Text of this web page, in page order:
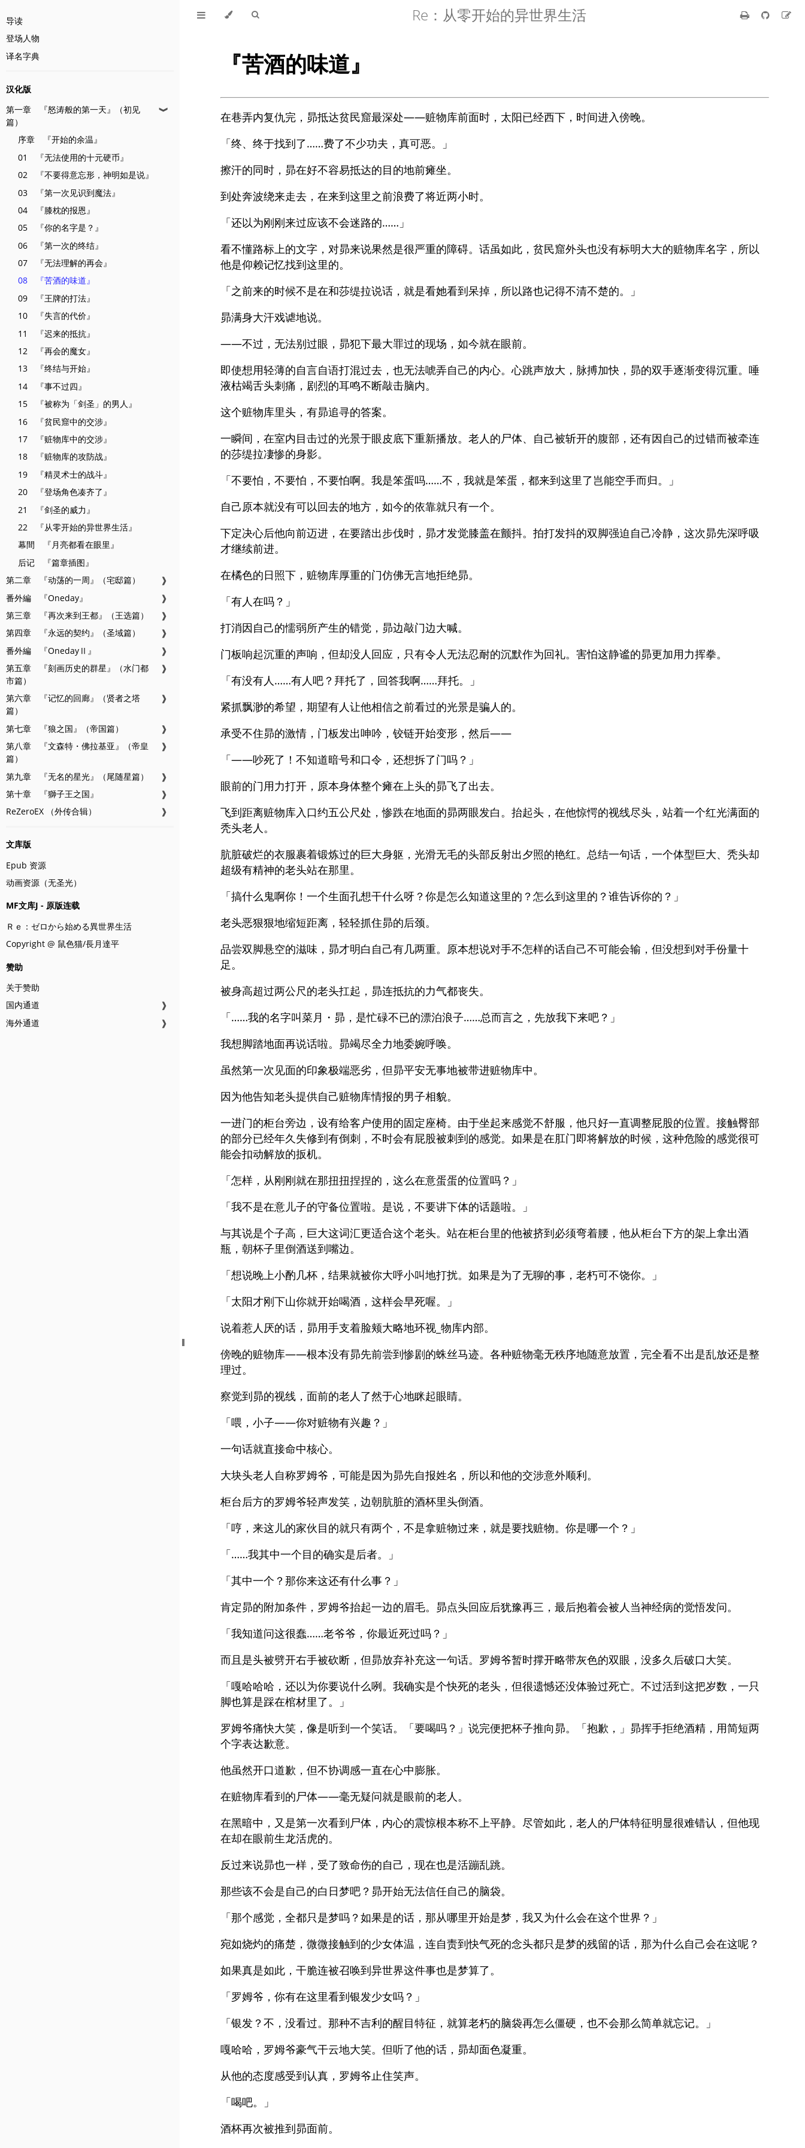
导读
登场人物
译名字典
汉化版
第一章 『怒涛般的第一天』（初见
篇）
❱
序章 『开始的余温』
01 『无法使用的十元硬币』
02 『不要得意忘形，神明如是说』
03 『第一次见识到魔法』
04 『膝枕的报恩』
05 『你的名字是？』
06 『第一次的终结』
07 『无法理解的再会』
08 『苦酒的味道』
09 『王牌的打法』
10 『失言的代价』
11 『迟来的抵抗』
12 『再会的魔女』
13 『终结与开始』
14 『事不过四』
15 『被称为「剑圣」的男人』
16 『贫民窟中的交涉』
17 『赃物库中的交涉』
18 『赃物库的攻防战』
19 『精灵术士的战斗』
20 『登场角色凑齐了』
21 『剑圣的威力』
22 『从零开始的异世界生活』
幕間 『月亮都看在眼里』
后记 『篇章插图』
第二章 『动荡的一周』（宅邸篇）
❱
番外編 『Oneday』
❱
第三章 『再次来到王都』（王选篇）
❱
第四章 『永远的契约』（圣域篇）
❱
番外編 『OnedayⅡ』
❱
第五章 『刻画历史的群星』（水门都
市篇）
❱
第六章 『记忆的回廊』（贤者之塔
篇）
❱
第七章 『狼之国』（帝国篇）
❱
第八章 『文森特・佛拉基亚』（帝皇
篇）
❱
第九章 『无名的星光』（尾随星篇）
❱
第十章 『獅子王之国』
❱
ReZeroEX （外传合辑）
❱
文库版
Epub 资源
动画资源（无圣光）
MF文库J - 原版连载
Ｒｅ：ゼロから始める異世界生活
Copyright @ 鼠色猫/長月達平
赞助
关于赞助
国内通道
❱
海外通道
❱
Re：从零开始的异世界生活
『苦酒的味道』
在巷弄内复仇完，昴抵达贫民窟最深处——赃物库前面时，太阳已经西下，时间进入傍晚。
「终、终于找到了……费了不少功夫，真可恶。」
擦汗的同时，昴在好不容易抵达的目的地前瘫坐。
到处奔波绕来走去，在来到这里之前浪费了将近两小时。
「还以为刚刚来过应该不会迷路的……」
看不懂路标上的文字，对昴来说果然是很严重的障碍。话虽如此，贫民窟外头也没有标明大大的赃物库名字，所以
他是仰赖记忆找到这里的。
「之前来的时候不是在和莎缇拉说话，就是看她看到呆掉，所以路也记得不清不楚的。」
昴满身大汗戏谑地说。
——不过，无法别过眼，昴犯下最大罪过的现场，如今就在眼前。
即使想用轻薄的自言自语打混过去，也无法唬弄自己的内心。心跳声放大，脉搏加快，昴的双手逐渐变得沉重。唾
液枯竭舌头刺痛，剧烈的耳鸣不断敲击脑内。
这个赃物库里头，有昴追寻的答案。
一瞬间，在室内目击过的光景于眼皮底下重新播放。老人的尸体、自己被斩开的腹部，还有因自己的过错而被牵连
的莎缇拉凄惨的身影。
「不要怕，不要怕，不要怕啊。我是笨蛋吗……不，我就是笨蛋，都来到这里了岂能空手而归。」
自己原本就没有可以回去的地方，如今的依靠就只有一个。
下定决心后他向前迈进，在要踏出步伐时，昴才发觉膝盖在颤抖。拍打发抖的双脚强迫自己冷静，这次昴先深呼吸
才继续前进。
在橘色的日照下，赃物库厚重的门仿佛无言地拒绝昴。
「有人在吗？」
打消因自己的懦弱所产生的错觉，昴边敲门边大喊。
门板响起沉重的声响，但却没人回应，只有令人无法忍耐的沉默作为回礼。害怕这静谧的昴更加用力挥拳。
「有没有人……有人吧？拜托了，回答我啊……拜托。」
紧抓飘渺的希望，期望有人让他相信之前看过的光景是骗人的。
承受不住昴的激情，门板发出呻吟，铰链开始变形，然后——
「——吵死了！不知道暗号和口令，还想拆了门吗？」
眼前的门用力打开，原本身体整个瘫在上头的昴飞了出去。
飞到距离赃物库入口约五公尺处，惨跌在地面的昴两眼发白。抬起头，在他惊愕的视线尽头，站着一个红光满面的
秃头老人。
肮脏破烂的衣服裹着锻炼过的巨大身躯，光滑无毛的头部反射出夕照的艳红。总结一句话，一个体型巨大、秃头却
超级有精神的老头站在那里。
「搞什么鬼啊你！一个生面孔想干什么呀？你是怎么知道这里的？怎么到这里的？谁告诉你的？」
老头恶狠狠地缩短距离，轻轻抓住昴的后颈。
品尝双脚悬空的滋味，昴才明白自己有几两重。原本想说对手不怎样的话自己不可能会输，但没想到对手份量十
足。
被身高超过两公尺的老头扛起，昴连抵抗的力气都丧失。
「……我的名字叫菜月・昴，是忙碌不已的漂泊浪子……总而言之，先放我下来吧？」
我想脚踏地面再说话啦。昴竭尽全力地委婉呼唤。
虽然第一次见面的印象极端恶劣，但昴平安无事地被带进赃物库中。
因为他告知老头提供自己赃物库情报的男子相貌。
一进门的柜台旁边，设有给客户使用的固定座椅。由于坐起来感觉不舒服，他只好一直调整屁股的位置。接触臀部
的部分已经年久失修到有倒刺，不时会有屁股被刺到的感觉。如果是在肛门即将解放的时候，这种危险的感觉很可
能会扣动解放的扳机。
「怎样，从刚刚就在那扭扭捏捏的，这么在意蛋蛋的位置吗？」
「我不是在意儿子的守备位置啦。是说，不要讲下体的话题啦。」
与其说是个子高，巨大这词汇更适合这个老头。站在柜台里的他被挤到必须弯着腰，他从柜台下方的架上拿出酒
瓶，朝杯子里倒酒送到嘴边。
「想说晚上小酌几杯，结果就被你大呼小叫地打扰。如果是为了无聊的事，老朽可不饶你。」
「太阳才刚下山你就开始喝酒，这样会早死喔。」
说着惹人厌的话，昴用手支着脸颊大略地环视_物库内部。
傍晚的赃物库——根本没有昴先前尝到惨剧的蛛丝马迹。各种赃物毫无秩序地随意放置，完全看不出是乱放还是整
理过。
察觉到昴的视线，面前的老人了然于心地眯起眼睛。
「喂，小子——你对赃物有兴趣？」
一句话就直接命中核心。
大块头老人自称罗姆爷，可能是因为昴先自报姓名，所以和他的交涉意外顺利。
柜台后方的罗姆爷轻声发笑，边朝肮脏的酒杯里头倒酒。
「哼，来这儿的家伙目的就只有两个，不是拿赃物过来，就是要找赃物。你是哪一个？」
「……我其中一个目的确实是后者。」
「其中一个？那你来这还有什么事？」
肯定昴的附加条件，罗姆爷抬起一边的眉毛。昴点头回应后犹豫再三，最后抱着会被人当神经病的觉悟发问。
「我知道问这很蠢……老爷爷，你最近死过吗？」
而且是头被劈开右手被砍断，但昴放弃补充这一句话。罗姆爷暂时撑开略带灰色的双眼，没多久后破口大笑。
「嘎哈哈哈，还以为你要说什么咧。我确实是个快死的老头，但很遗憾还没体验过死亡。不过活到这把岁数，一只
脚也算是踩在棺材里了。」
罗姆爷痛快大笑，像是听到一个笑话。「要喝吗？」说完便把杯子推向昴。「抱歉，」昴挥手拒绝酒精，用简短两
个字表达歉意。
他虽然开口道歉，但不协调感一直在心中膨胀。
在赃物库看到的尸体——毫无疑问就是眼前的老人。
在黑暗中，又是第一次看到尸体，内心的震惊根本称不上平静。尽管如此，老人的尸体特征明显很难错认，但他现
在却在眼前生龙活虎的。
反过来说昴也一样，受了致命伤的自己，现在也是活蹦乱跳。
那些该不会是自己的白日梦吧？昴开始无法信任自己的脑袋。
「那个感觉，全都只是梦吗？如果是的话，那从哪里开始是梦，我又为什么会在这个世界？」
宛如烧灼的痛楚，微微接触到的少女体温，连自责到快气死的念头都只是梦的残留的话，那为什么自己会在这呢？
如果真是如此，干脆连被召唤到异世界这件事也是梦算了。
「罗姆爷，你有在这里看到银发少女吗？」
「银发？不，没看过。那种不吉利的醒目特征，就算老朽的脑袋再怎么僵硬，也不会那么简单就忘记。」
嘎哈哈，罗姆爷豪气干云地大笑。但听了他的话，昴却面色凝重。
从他的态度感受到认真，罗姆爷止住笑声。
「喝吧。」
酒杯再次被推到昴面前。